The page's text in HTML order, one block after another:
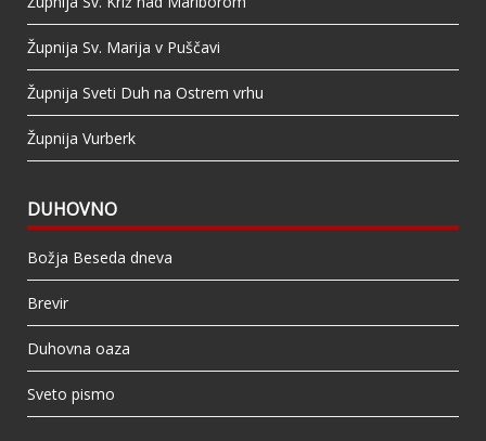
Župnija Sv. Marija v Puščavi
Župnija Sveti Duh na Ostrem vrhu
Župnija Vurberk
DUHOVNO
Božja Beseda dneva
Brevir
Duhovna oaza
Sveto pismo